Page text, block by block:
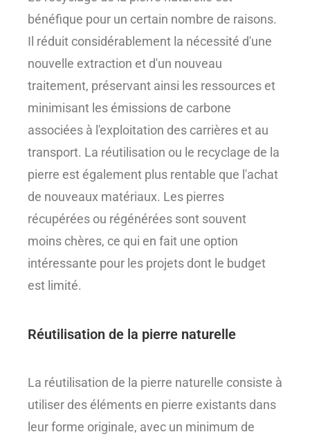
bénéfique pour un certain nombre de raisons.
Il réduit considérablement la nécessité d'une
nouvelle extraction et d'un nouveau
traitement, préservant ainsi les ressources et
minimisant les émissions de carbone
associées à l'exploitation des carrières et au
transport. La réutilisation ou le recyclage de la
pierre est également plus rentable que l'achat
de nouveaux matériaux. Les pierres
récupérées ou régénérées sont souvent
moins chères, ce qui en fait une option
intéressante pour les projets dont le budget
est limité.
Réutilisation de la pierre naturelle
La réutilisation de la pierre naturelle consiste à
utiliser des éléments en pierre existants dans
leur forme originale, avec un minimum de